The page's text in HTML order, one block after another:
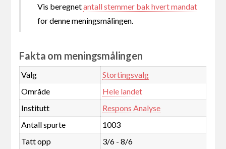
Vis beregnetantall stemmer bak hvert mandat
for denne meningsmålingen.
Fakta om meningsmålingen
Valg
Stortingsvalg
Område
Hele landet
Institutt
Respons Analyse
Antall spurte
1003
Tatt opp
3/6 - 8/6